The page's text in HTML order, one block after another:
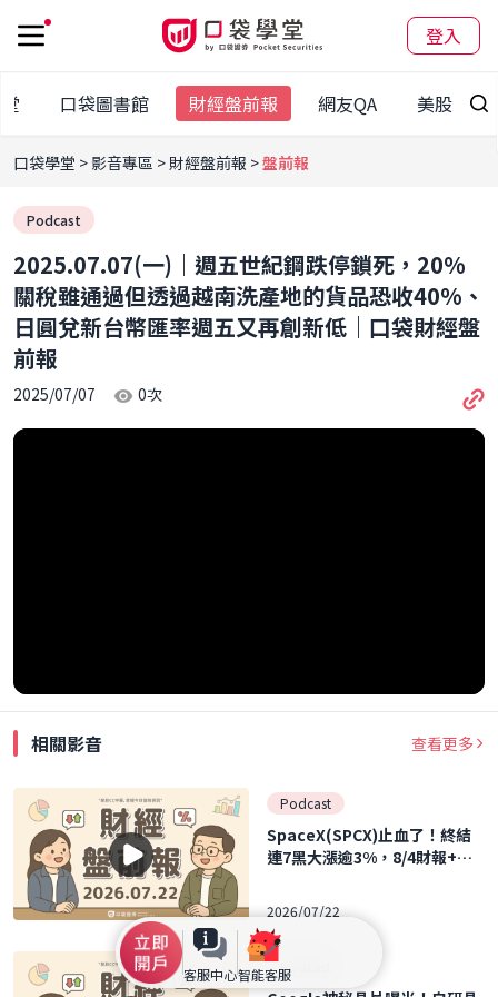
登入
客服中心智能客服
口袋圖書館 財經盤前報 網友QA 美股專區
口袋學堂 影音專區 財經盤前報 盤前報
Podcast
2025.07.07(一)｜週五世紀鋼跌停鎖死，20%
關稅雖通過但透過越南洗產地的貨品恐收40%、
日圓兌新台幣匯率週五又再創新低｜口袋財經盤
前報
2025/07/07 0次
相關影音 查看更多
Podcast
SpaceX(SPCX)止血了！終結
連7黑大漲逾3%，8/4財報+解
(三) 口袋財經盤前報
2026/07/22
Podcast